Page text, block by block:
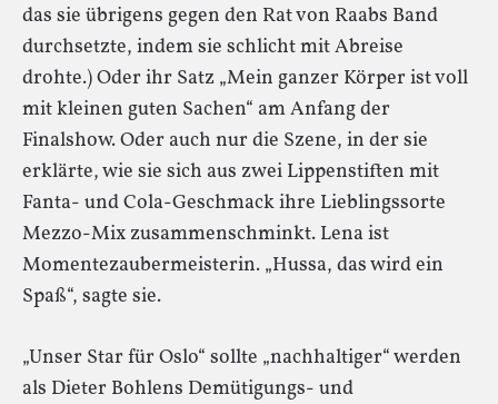
das sie übrigens gegen den Rat von Raabs Band
durchsetzte, indem sie schlicht mit Abreise
drohte.) Oder ihr Satz „Mein ganzer Körper ist voll
mit kleinen guten Sachen“ am Anfang der
Finalshow. Oder auch nur die Szene, in der sie
erklärte, wie sie sich aus zwei Lippenstiften mit
Fanta- und Cola-Geschmack ihre Lieblingssorte
Mezzo-Mix zusammenschminkt. Lena ist
Momentezaubermeisterin. „Hussa, das wird ein
Spaß“, sagte sie.
„Unser Star für Oslo“ sollte „nachhaltiger“ werden
als Dieter Bohlens Demütigungs- und